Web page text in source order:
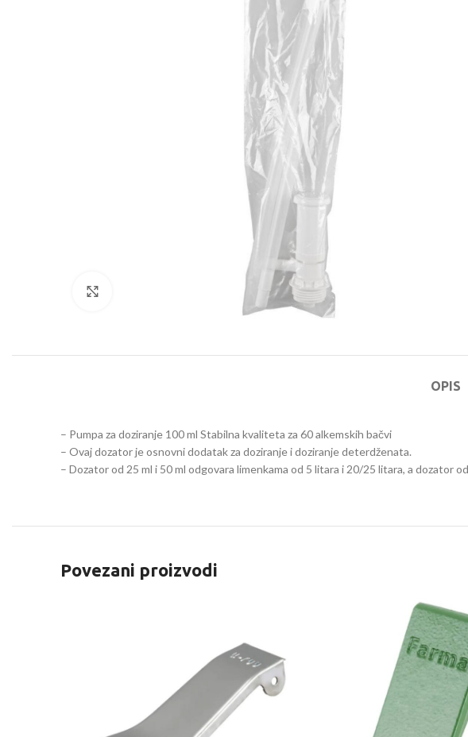
OPIS
– Pumpa za doziranje 100 ml Stabilna kvaliteta za 60 alkemskih bačvi
– Ovaj dozator je osnovni dodatak za doziranje i doziranje deterdženata.
– Dozator od 25 ml i 50 ml odgovara limenkama od 5 litara i 20/25 litara, a dozator
Povezani proizvodi